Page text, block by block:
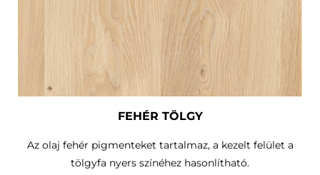
FEHÉR TÖLGY
Az olaj fehér pigmenteket tartalmaz, a kezelt felület a
tölgyfa nyers színéhez hasonlítható.